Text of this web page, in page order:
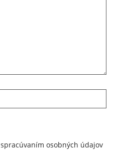
spracúvaním osobných údajov